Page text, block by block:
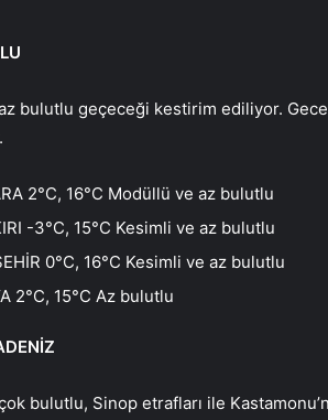
bulutlu geçeceği kestirim ediliyor.
2°C, 16°C Modüllü ve az bulutlu
-3°C, 15°C Kesimli ve az bulutlu
0°C, 16°C Kesimli ve az bulutlu
2°C, 15°C Az bulutlu
bulutlu, Sinop etrafları ile